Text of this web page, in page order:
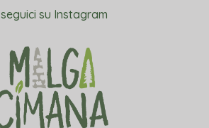
seguici su Instagram